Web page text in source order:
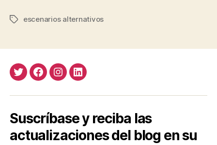
Etiquetas
escenarios alternativos
TwitterFacebook
InstagramLinkedIn
Suscríbase y reciba las
actualizaciones del blog en su